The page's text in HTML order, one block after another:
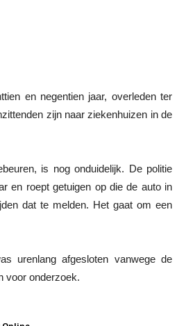
en negentien jaar, overleden ter
zijn naar ziekenhuizen in de
is nog onduidelijk. De politie
en roept getuigen op die de auto in
dat te melden. Het gaat om een
urenlang afgesloten vanwege de
voor onderzoek.